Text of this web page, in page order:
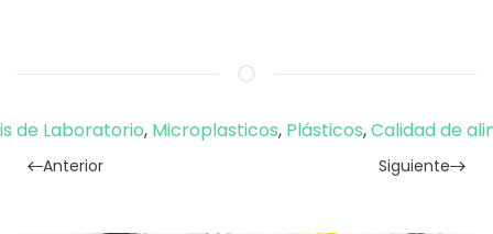
de Laboratorio, Microplasticos, Plásticos,Calidad de
Anterior Siguiente